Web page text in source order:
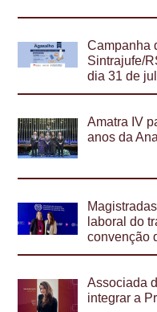
Campanha
Sintrajufe/
dia 31 de
Amatra IV
anos da
laboral do
convenção
Associada
integrar a